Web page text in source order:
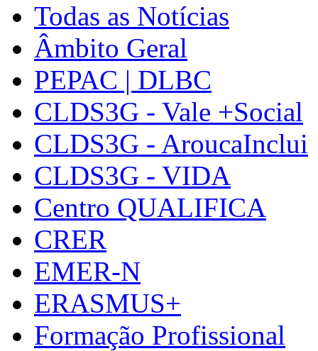
Todas as Notícias
Âmbito Geral
PEPAC | DLBC
CLDS3G - Vale +Social
CLDS3G - AroucaInclui
CLDS3G - VIDA
Centro QUALIFICA
CRER
EMER-N
ERASMUS+
Formação Profissional